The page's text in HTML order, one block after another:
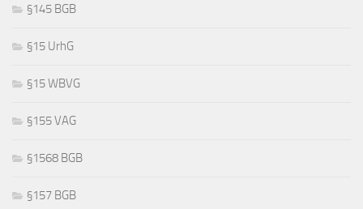
§145 BGB
§15 UrhG
§15 WBVG
§155 VAG
§1568 BGB
§157 BGB